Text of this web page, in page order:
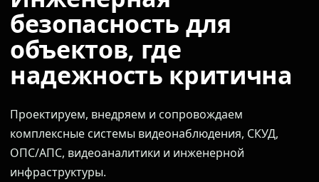
безопасность для
объектов, где
надежность критична
Проектируем, внедряем и сопровождаем
комплексные системы видеонаблюдения, СКУД,
ОПС/АПС, видеоаналитики и инженерной
инфраструктуры.